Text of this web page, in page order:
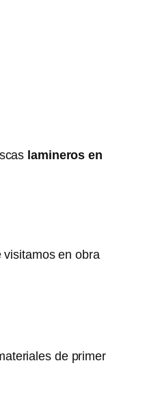
lamineros en
visitamos en obra
de primer